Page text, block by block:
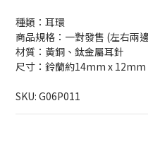
種類：耳環
商品規格：一對發售 (左右兩
材質：黃銅、鈦金屬耳針
尺寸：鈴蘭約14mm x
SKU: G06P011